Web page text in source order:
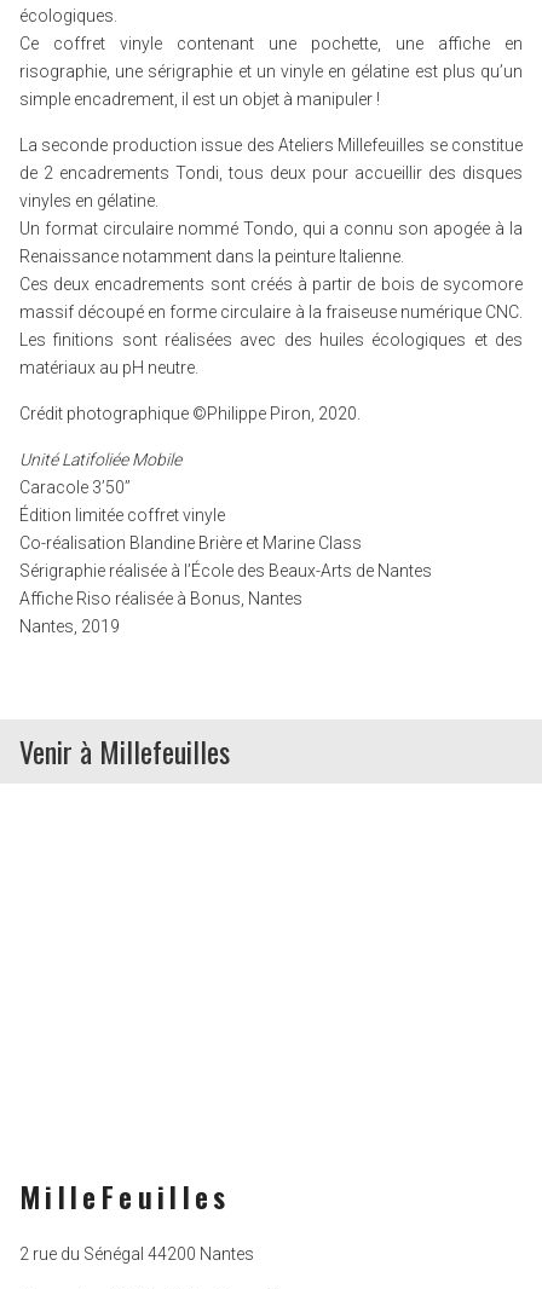
écologiques.
Ce coffret vinyle contenant une pochette, une affiche en
risographie, une sérigraphie et un vinyle en gélatine est plus qu’un
simple encadrement, il est un objet à manipuler !
La seconde production issue des Ateliers Millefeuilles se constitue
de 2 encadrements Tondi, tous deux pour accueillir des disques
vinyles en gélatine.
Un format circulaire nommé Tondo, qui a connu son apogée à la
Renaissance notamment dans la peinture Italienne.
Ces deux encadrements sont créés à partir de bois de sycomore
massif découpé en forme circulaire à la fraiseuse numérique CNC.
Les finitions sont réalisées avec des huiles écologiques et des
matériaux au pH neutre.
Crédit photographique ©Philippe Piron, 2020.
Unité Latifoliée Mobile
Caracole 3’50’’
Édition limitée coffret vinyle
Co-réalisation Blandine Brière et Marine Class
Sérigraphie réalisée à l’École des Beaux-Arts de Nantes
Affiche Riso réalisée à Bonus, Nantes
Nantes, 2019
Venir à Millefeuilles
MilleFeuilles
2 rue du Sénégal 44200 Nantes